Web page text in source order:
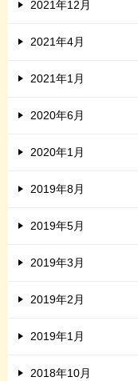
2021年12月
2021年4月
2021年1月
2020年6月
2020年1月
2019年8月
2019年5月
2019年3月
2019年2月
2019年1月
2018年10月